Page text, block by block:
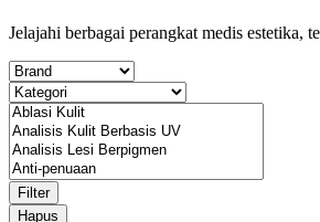
Jelajahi berbagai perangkat medis estetika,
Filter
Hapus